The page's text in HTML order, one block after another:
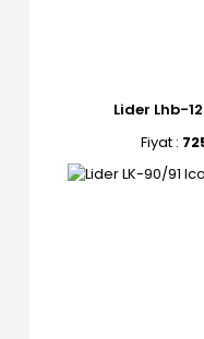
Lider Lhb-
Fiyat :